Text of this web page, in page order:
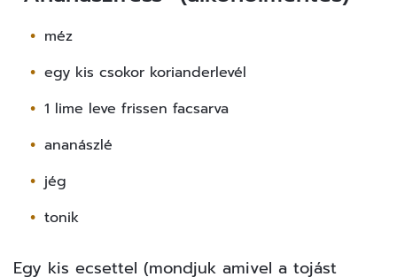
méz
egy kis csokor korianderlevél
1 lime leve frissen facsarva
ananászlé
jég
tonik
Egy kis ecsettel (mondjuk amivel a tojást